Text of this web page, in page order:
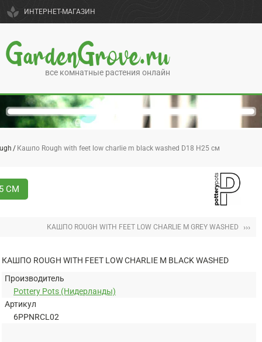
spa ИНТЕРНЕТ-МАГАЗИН
GardenGrove.ru
все комнатные растения онлайн
Кашпо Rough with feet low charlie m black washed D18 H25 см
СМ
КАШПО ROUGH WITH FEET LOW CHARLIE M GREY WASHED ›››
КАШПО ROUGH WITH FEET LOW CHARLIE M BLACK WASHED
Производитель
Pottery Pots (Нидерланды)
Артикул
6PPNRCL02